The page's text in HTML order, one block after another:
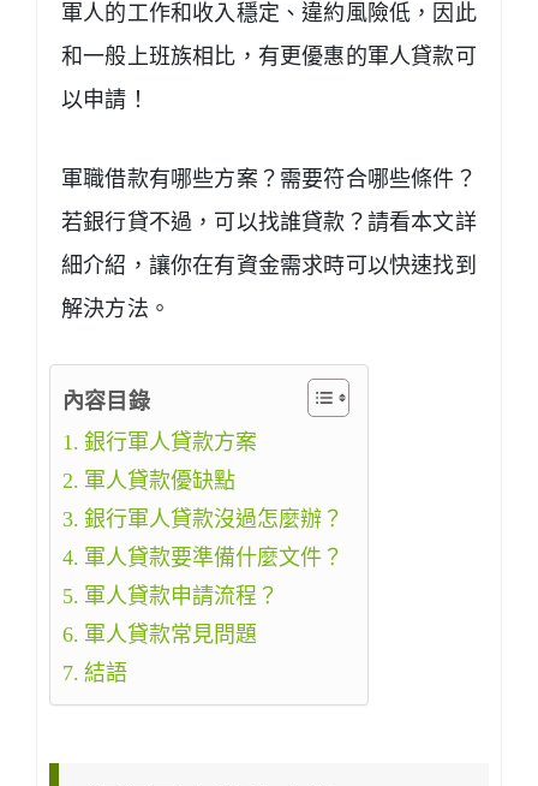
軍人的工作和收入穩定、違約風險低，因此
和一般上班族相比，有更優惠的軍人貸款可
以申請！
軍職借款有哪些方案？需要符合哪些條件？
若銀行貸不過，可以找誰貸款？請看本文詳
細介紹，讓你在有資金需求時可以快速找到
解決方法。
內容目錄
銀行軍人貸款方案
軍人貸款優缺點
銀行軍人貸款沒過怎麼辦？
軍人貸款要準備什麼文件？
軍人貸款申請流程？
軍人貸款常見問題
結語